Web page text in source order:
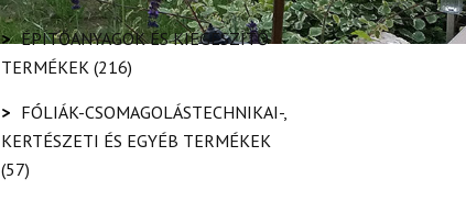
> ÉPÍTŐANYAGOK ÉS KIEGÉSZÍTŐ
TERMÉKEK (216)
> FÓLIÁK-CSOMAGOLÁSTECHNIKAI-,
KERTÉSZETI ÉS EGYÉB TERMÉKEK
(57)